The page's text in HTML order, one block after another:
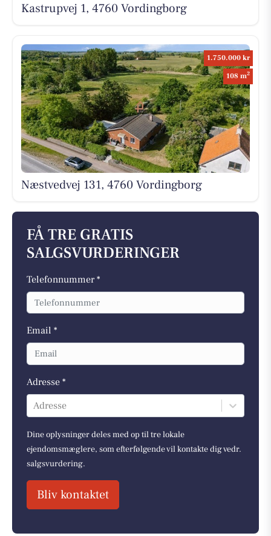
Kastrupvej 1, 4760 Vordingborg
1.750.000 kr
108 m2
Næstvedvej 131, 4760 Vordingborg
FÅ TRE GRATIS
SALGSVURDERINGER
Telefonnummer *
Email *
Adresse *
Adresse
Dine oplysninger deles med op til tre lokale
ejendomsmæglere, som efterfølgende vil kontakte dig vedr.
salgsvurdering.
Bliv kontaktet